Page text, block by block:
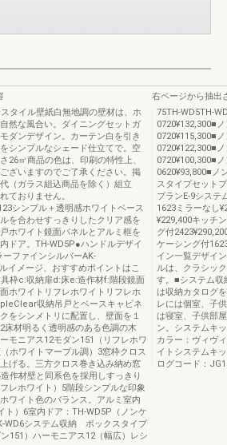
タイル壁紙白無地調の壁材は、ホ
然な風合い。ダイニングセットガ
ダンデザイン。カーテン白を引き
シンプルなシェード仕立てで。空
26㎡商品の色は、印刷の特性上、
ざいますのでご了承ください。掲
（ガラス組込商品を除く）組立
ておりません。
シンプル＋透明感ホワイトベース
を合わせすっきりしたクリア感を
ホワイト鏡面パネルとアルミ框を
ドア。TH-WD5P●ハンドルデザイ
ファインシルバーAK-
メージ、おすすめポイントはこ
枠c:収納扉d:床e:造作材f:階段鏡面
ホワイトリフレホワイトリフレホ
収納吊戸とベースキャビネ
をシンメトリに配置し、壁面を１
床材明るく透明感のある色調の木
モニアス12モダン151（リフレホワ
ホワイトマーブル調）3窓枠クロス
げる。三方クロス巻き込み納め窓
作材壁と同系色を採用しすっきり
レホワイト）5階段シンプルな印象
ワイト色のバランス。アルミ室内
ト）6室内ドア：TH-WD5P（ノンケ
WD6システム収納 ボックスタイプ
151）ハーモニアス12（幅広）レシ
右ページから抽出
75TH-WD5TH-
0720¥132,300■
0720¥115,300■
0720¥122,300■
0720¥100,300■
0620¥93,800■ノ
スタイプセット
プランE-9システ
1623ミラーなし
¥229,400キッチ
グ付
ケーシング付
イン一覧デザイ
ルは、クラシッ
す。■システム収
は収納カタログ
レには個室、子
は寝室、子供部
ン。システムキ
カラー：ヴィヴ
イトシステムキ
ログコード：